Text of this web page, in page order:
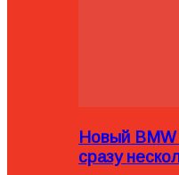
Новый BMW
сразу